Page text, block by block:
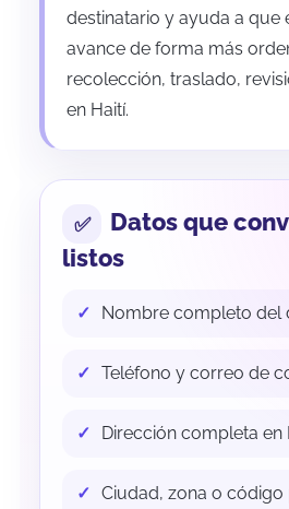
destinatario y ayuda a que
avance de forma más
recolección, traslado,
en Haití.
Datos que
listos
Nombre completo del
Teléfono y correo de
Dirección completa en
Ciudad, zona o código